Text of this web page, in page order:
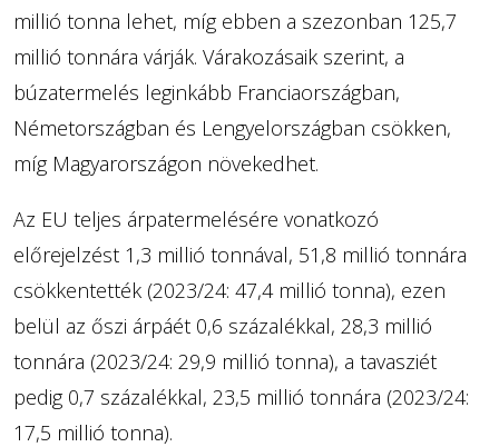
millió tonna lehet, míg ebben a szezonban 125,7
millió tonnára várják. Várakozásaik szerint, a
búzatermelés leginkább Franciaországban,
Németországban és Lengyelországban csökken,
míg Magyarországon növekedhet.
Az EU teljes árpatermelésére vonatkozó
előrejelzést 1,3 millió tonnával, 51,8 millió tonnára
csökkentették (2023/24: 47,4 millió tonna), ezen
belül az őszi árpáét 0,6 százalékkal, 28,3 millió
tonnára (2023/24: 29,9 millió tonna), a tavasziét
pedig 0,7 százalékkal, 23,5 millió tonnára (2023/24:
17,5 millió tonna).